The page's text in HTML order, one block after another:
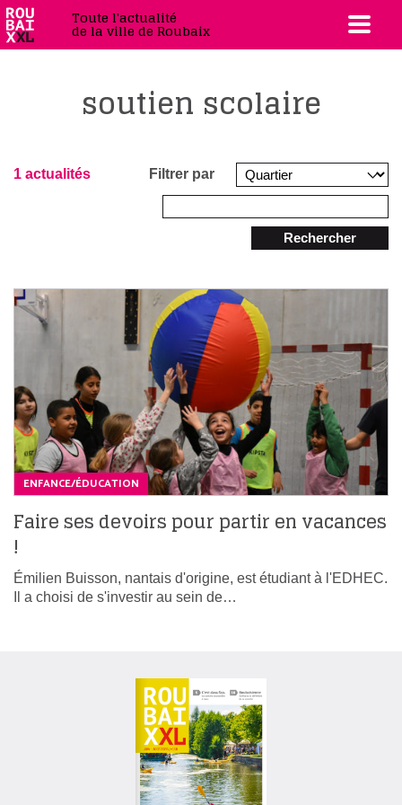
Toute l'actualité
de la ville de Roubaix
soutien scolaire
1 actualités Filtrer par
Rechercher
ENFANCE/ÉDUCATION
Faire ses devoirs pour partir en vacances
!
Émilien Buisson, nantais d'origine, est étudiant à l'EDHEC.
Il a choisi de s'investir au sein de…